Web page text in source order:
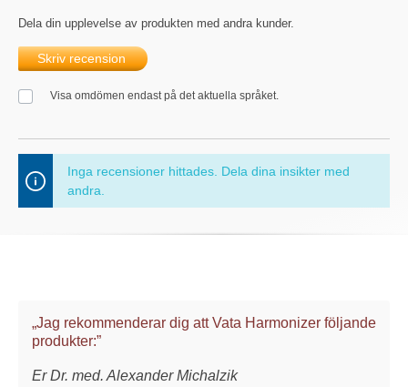
Dela din upplevelse av produkten med andra kunder.
Skriv recension
Visa omdömen endast på det aktuella språket.
Inga recensioner hittades. Dela dina insikter med
andra.
„Jag rekommenderar dig att Vata Harmonizer följande
produkter:”
Er Dr. med. Alexander Michalzik